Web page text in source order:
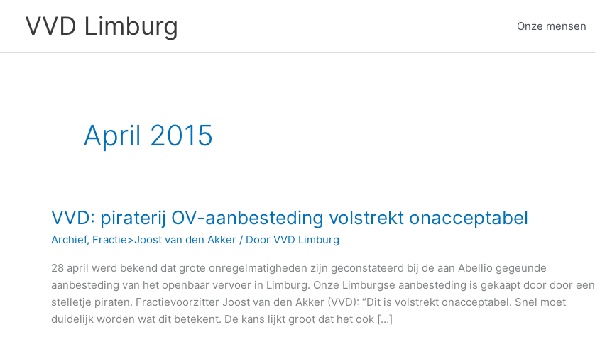
VVD Limburg Onze mensen
April 2015
VVD: piraterij OV-aanbesteding volstrekt onacceptabel
Archief, Fractie>Joost van den Akker / Door VVD Limburg
28 april werd bekend dat grote onregelmatigheden zijn geconstateerd bij de aan Abellio gegeunde
aanbesteding van het openbaar vervoer in Limburg. Onze Limburgse aanbesteding is gekaapt door door een
stelletje piraten. Fractievoorzitter Joost van den Akker (VVD): “Dit is volstrekt onacceptabel. Snel moet
duidelijk worden wat dit betekent. De kans lijkt groot dat het ook […]
VVD:
OV-
aanbesteding
volstrekt
onacceptabel